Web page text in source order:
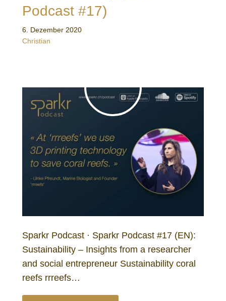
Podcast #17)
6. Dezember 2020
Christian
Sparkr Podcast · Sparkr Podcast #17 (EN):
Sustainability – Insights from a researcher
and social entrepreneur Sustainability coral
reefs rrreefs…